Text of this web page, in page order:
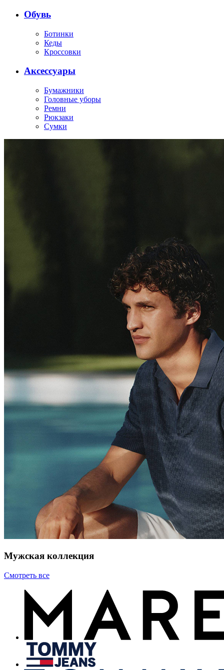
Обувь
Ботинки
Кеды
Кроссовки
Аксессуары
Бумажники
Головные уборы
Ремни
Рюкзаки
Сумки
Мужская коллекция
Смотреть все